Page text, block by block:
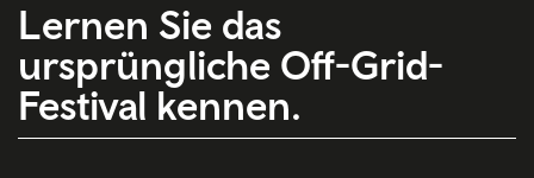
Lernen Sie das
ursprüngliche Off-Grid-
Festival kennen.